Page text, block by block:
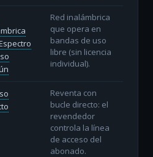
Red inalámbrica
que opera en
bandas de uso
libre (sin licencia
individual).
Reventa con
bucle directo: el
revendedor
controla la línea
de acceso del
abonado.